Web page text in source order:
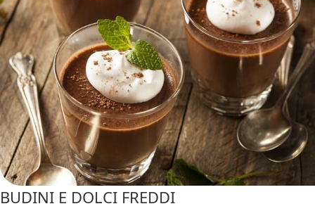
BUDINI E DOLCI FREDDI